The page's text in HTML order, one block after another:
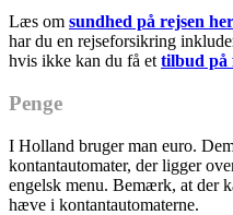
Læs om sundhed på rejsen her
har du en rejseforsikring
hvis ikke kan du få et tilbud på
Penge
I Holland bruger man euro.
kontantautomater, der ligger
engelsk menu. Bemærk, at der
hæve i kontantautomaterne.